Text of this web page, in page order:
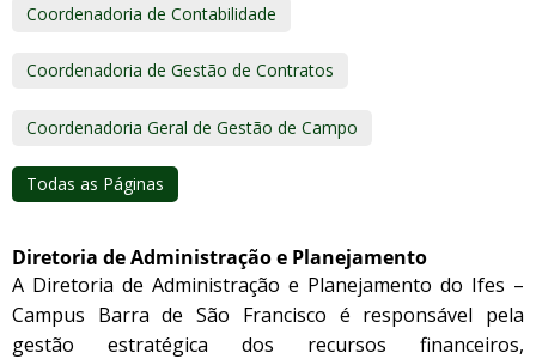
Coordenadoria de Contabilidade
Coordenadoria de Gestão de Contratos
Coordenadoria Geral de Gestão de Campo
Todas as Páginas
Diretoria de Administração e Planejamento
A Diretoria de Administração e Planejamento do Ifes –
Campus Barra de São Francisco é responsável pela
gestão estratégica dos recursos financeiros,